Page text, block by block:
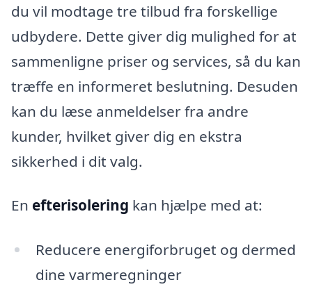
du vil modtage tre tilbud fra forskellige
udbydere. Dette giver dig mulighed for at
sammenligne priser og services, så du kan
træffe en informeret beslutning. Desuden
kan du læse anmeldelser fra andre
kunder, hvilket giver dig en ekstra
sikkerhed i dit valg.
En efterisolering kan hjælpe med at:
Reducere energiforbruget og dermed
dine varmeregninger